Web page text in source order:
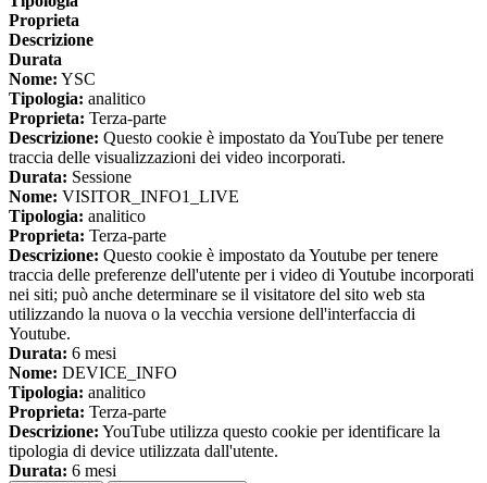
Proprieta
Descrizione
Durata
Nome: YSC
Tipologia: analitico
Proprieta: Terza-parte
Descrizione: Questo cookie è impostato da YouTube per tenere
traccia delle visualizzazioni dei video incorporati.
Durata: Sessione
Nome: VISITOR_INFO1_LIVE
Tipologia: analitico
Proprieta: Terza-parte
Descrizione: Questo cookie è impostato da Youtube per tenere
traccia delle preferenze dell'utente per i video di Youtube incorporati
nei siti; può anche determinare se il visitatore del sito web sta
utilizzando la nuova o la vecchia versione dell'interfaccia di
Youtube.
Durata: 6 mesi
Nome: DEVICE_INFO
Tipologia: analitico
Proprieta: Terza-parte
Descrizione: YouTube utilizza questo cookie per identificare la
tipologia di device utilizzata dall'utente.
Durata: 6 mesi